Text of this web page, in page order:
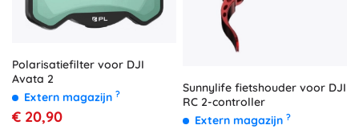
Polarisatiefilter voor DJI
Avata 2
Extern magazijn ?
€ 20,90
Sunnylife fietshouder voor DJI
RC 2-controller
Extern magazijn ?